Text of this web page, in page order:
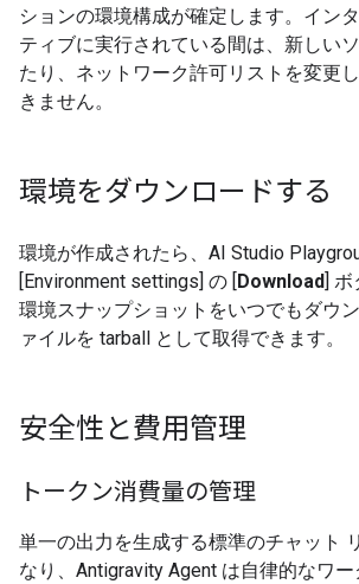
ションの環境構成が確定します。イン
ティブに実行されている間は、新しい
たり、ネットワーク許可リストを変更
きません。
環境をダウンロードする
環境が作成されたら、AI Studio
[Environment settings] の [Download] ボ
環境スナップショットをいつでもダウ
ァイルを tarball として取得できます。
安全性と費用管理
トークン消費量の管理
単一の出力を生成する標準のチャット
なり、Antigravity Agent は自律的なワ